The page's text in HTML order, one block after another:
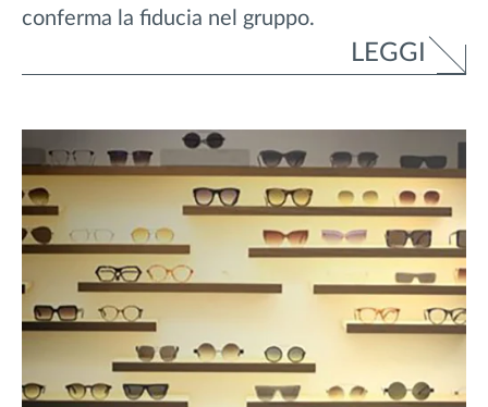
conferma la fiducia nel gruppo.
LEGGI